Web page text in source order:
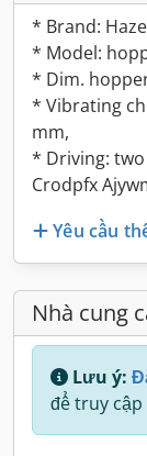
* Brand:
* Model:
* Dim.
* Vibrating
mm,
* Driving:
Crodpfx
Yêu cầu
Nhà cung
Lưu ý:
để truy